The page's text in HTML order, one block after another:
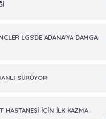
LGS'DE ADANA'YA DAMGA
SÜRÜYOR
HASTANESİ İÇİN İLK KAZMA